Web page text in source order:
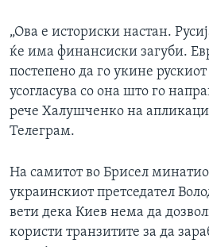
„Ова е историски настан.
ќе има финансиски загуби.
постепено да го укине
усогласува со она што го
рече Халушченко на
Телеграм.
На самитот во Брисел
украинскиот претседател
вети дека Киев нема да
користи транзитите за да